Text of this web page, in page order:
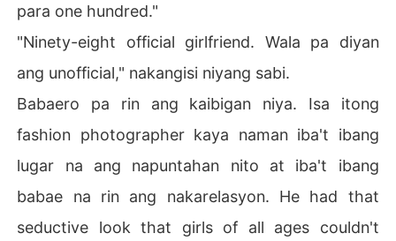
para one hundred."
"Ninety-eight official girlfriend. Wala pa diyan
ang unofficial," nakangisi niyang sabi.
Babaero pa rin ang kaibigan niya. Isa itong
fashion photographer kaya naman iba't ibang
lugar na ang napuntahan nito at iba't ibang
babae na rin ang nakarelasyon. He had that
seductive look that girls of all ages couldn't